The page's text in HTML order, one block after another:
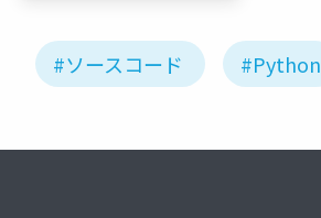
#ソースコード #Python